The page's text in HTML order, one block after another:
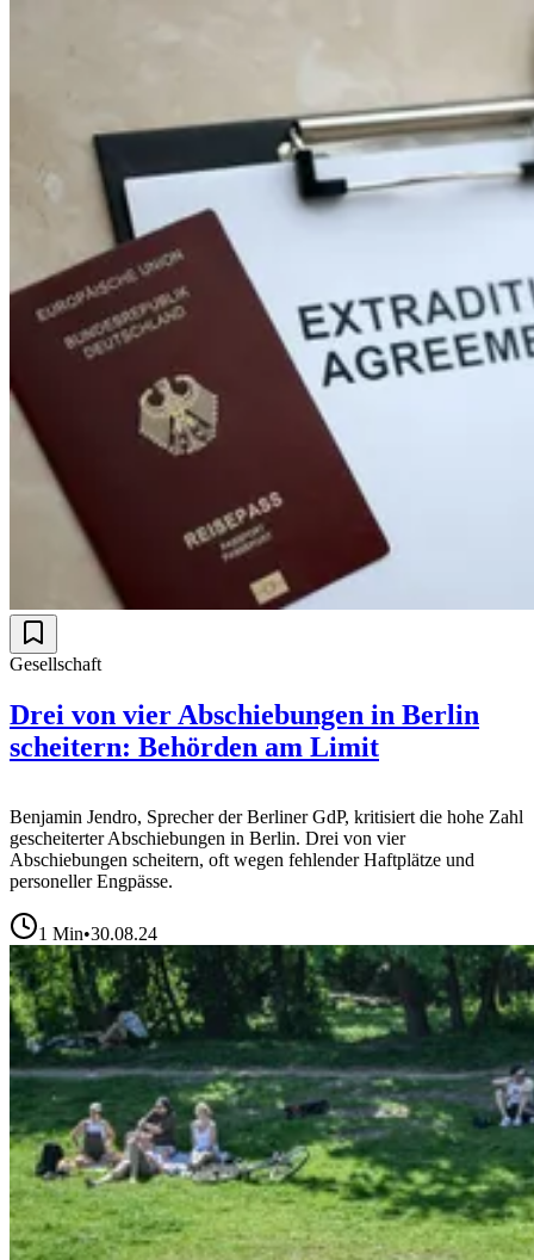
Gesellschaft
Drei von vier Abschiebungen in Berlin
scheitern: Behörden am Limit
Benjamin Jendro, Sprecher der Berliner GdP, kritisiert die hohe Zahl
gescheiterter Abschiebungen in Berlin. Drei von vier
Abschiebungen scheitern, oft wegen fehlender Haftplätze und
personeller Engpässe.
1 Min•30.08.24